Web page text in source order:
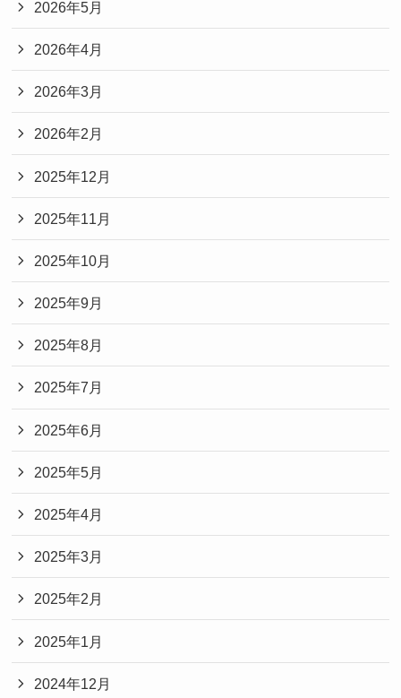
2026年5月
2026年4月
2026年3月
2026年2月
2025年12月
2025年11月
2025年10月
2025年9月
2025年8月
2025年7月
2025年6月
2025年5月
2025年4月
2025年3月
2025年2月
2025年1月
2024年12月